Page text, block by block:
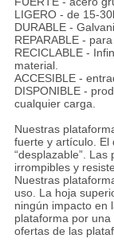
LIGERO - de 15-
DURABLE -
REPARABLE -
RECICLABLE -
material.
ACCESIBLE -
DISPONIBLE -
cualquier carga.
Nuestras
fuerte y artículo. El
“desplazable”.
irrompibles y
Nuestras
uso. La hoja
ningún impacto en
plataforma por
ofertas de las